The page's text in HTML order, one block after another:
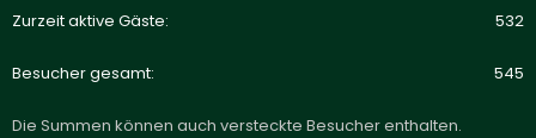
Zurzeit aktive Gäste 532
Besucher gesamt 545
Die Summen können auch versteckte Besucher enthalten.